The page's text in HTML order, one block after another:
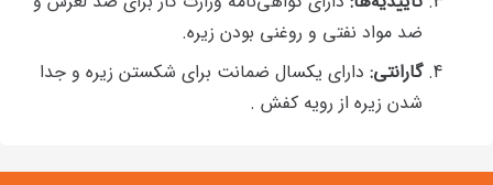
ضد مواد نفتی و روغنی بودن زیره.
گارانتی: دارای یکسال ضمانت برای شکستن زیره و جدا
شدن زیره از رویه کفش .